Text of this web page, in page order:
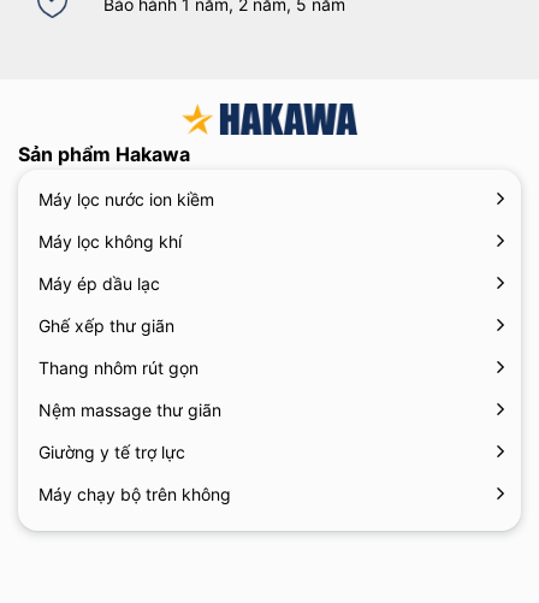
Sản phẩm Hakawa
Máy lọc nước ion kiềm
Máy lọc không khí
Máy ép dầu lạc
Ghế xếp thư giãn
Thang nhôm rút gọn
Nệm massage thư giãn
Giường y tế trợ lực
Máy chạy bộ trên không